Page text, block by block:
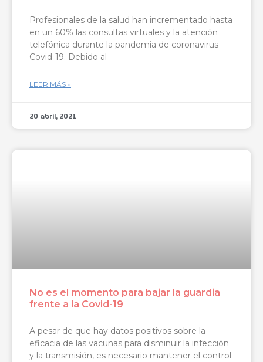
Profesionales de la salud han incrementado hasta
en un 60% las consultas virtuales y la atención
telefónica durante la pandemia de coronavirus
Covid-19. Debido al
LEER MÁS »
20 abril, 2021
No es el momento para bajar la guardia
frente a la Covid-19
A pesar de que hay datos positivos sobre la
eficacia de las vacunas para disminuir la infección
y la transmisión, es necesario mantener el control